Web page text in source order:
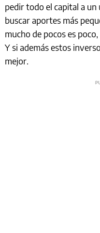
pedir todo el capital a
buscar aportes más
mucho de pocos es
Y si además estos
mejor.